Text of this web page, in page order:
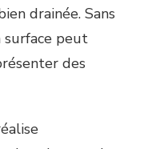
drainée. Sans
peut
des